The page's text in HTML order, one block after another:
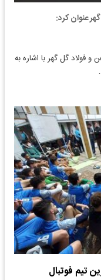
عنوان کرد:
فولاد گل گهر با اشاره به
تیم فوتبال